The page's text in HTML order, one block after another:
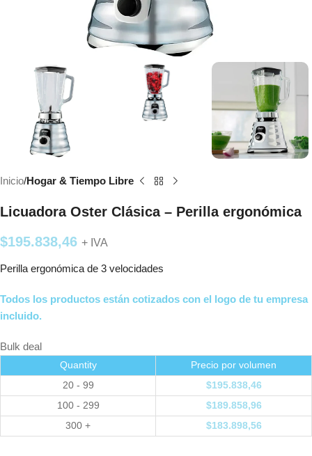
Inicio Hogar & Tiempo Libre
Licuadora Oster Clásica – Perilla ergonómica
$195.838,46 + IVA
Perilla ergonómica de 3 velocidades
Todos los productos están cotizados con el logo de tu empresa
incluido.
Bulk deal
Quantity
Precio por volumen
20 - 99
$195.838,46
100 - 299
$189.858,96
300 +
$183.898,56